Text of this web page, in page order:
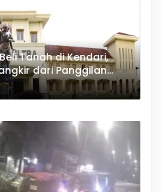
Tanah di Kendari,
dari Panggilan